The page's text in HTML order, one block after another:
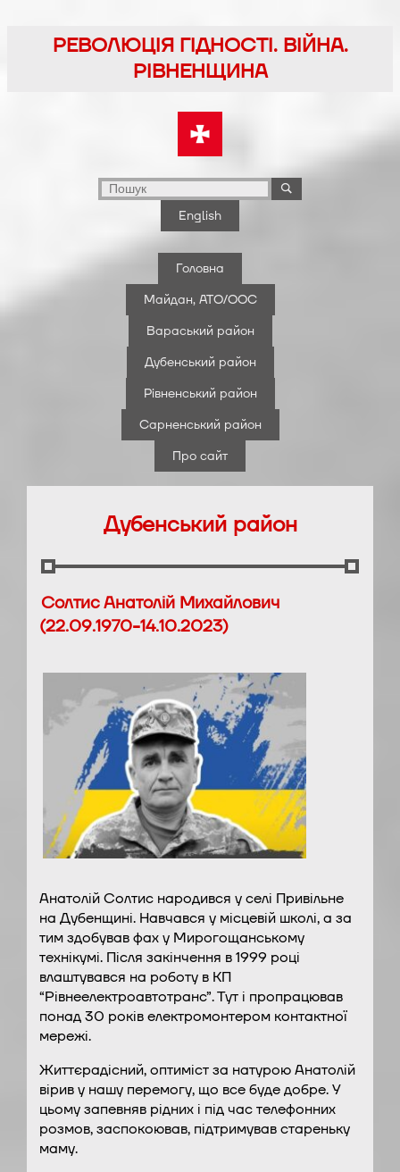
РЕВОЛЮЦІЯ ГІДНОСТІ. ВІЙНА.
РІВНЕНЩИНА
English
Головна
Майдан, АТО/ООС
Вараський район
Дубенський район
Рівненський район
Сарненський район
Про сайт
Дубенський район
Солтис Анатолій Михайлович
(22.09.1970-14.10.2023)
Анатолій Солтис народився у селі Привільне
на Дубенщині. Навчався у місцевій школі, а за
тим здобував фах у Мирогощанському
технікумі. Після закінчення в 1999 році
влаштувався на роботу в КП
“Рівнеелектроавтотранс”. Тут і пропрацював
понад 30 років електромонтером контактної
мережі.
Життєрадісний, оптиміст за натурою Анатолій
вірив у нашу перемогу, що все буде добре. У
цьому запевняв рідних і під час телефонних
розмов, заспокоював, підтримував стареньку
маму.